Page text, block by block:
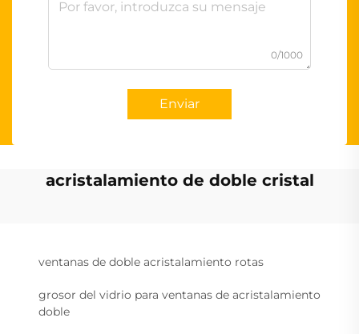
0/1000
Enviar
acristalamiento de doble cristal
ventanas de doble acristalamiento rotas
grosor del vidrio para ventanas de acristalamiento
doble